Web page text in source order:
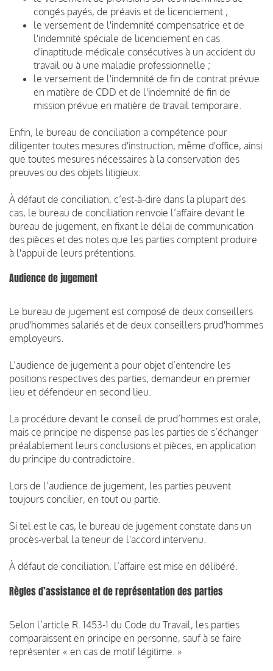
congés payés, de préavis et de licenciement ;
le versement de l'indemnité compensatrice et de
l'indemnité spéciale de licenciement en cas
d'inaptitude médicale consécutives à un accident du
travail ou à une maladie professionnelle ;
le versement de l'indemnité de fin de contrat prévue
en matière de CDD et de l'indemnité de fin de
mission prévue en matière de travail temporaire.
Enfin, le bureau de conciliation a compétence pour
diligenter toutes mesures d'instruction, même d'office, ainsi
que toutes mesures nécessaires à la conservation des
preuves ou des objets litigieux.
À défaut de conciliation, c’est-à-dire dans la plupart des
cas, le bureau de conciliation renvoie l’affaire devant le
bureau de jugement, en fixant le délai de communication
des pièces et des notes que les parties comptent produire
à l'appui de leurs prétentions.
Audience de jugement
Le bureau de jugement est composé de deux conseillers
prud'hommes salariés et de deux conseillers prud'hommes
employeurs.
L’audience de jugement a pour objet d’entendre les
positions respectives des parties, demandeur en premier
lieu et défendeur en second lieu.
La procédure devant le conseil de prud’hommes est orale,
mais ce principe ne dispense pas les parties de s’échanger
préalablement leurs conclusions et pièces, en application
du principe du contradictoire.
Lors de l’audience de jugement, les parties peuvent
toujours concilier, en tout ou partie.
Si tel est le cas, le bureau de jugement constate dans un
procès-verbal la teneur de l'accord intervenu.
À défaut de conciliation, l’affaire est mise en délibéré.
Règles d’assistance et de représentation des parties
Selon l’article R. 1453-1 du Code du Travail, les parties
comparaissent en principe en personne, sauf à se faire
représenter « en cas de motif légitime. »